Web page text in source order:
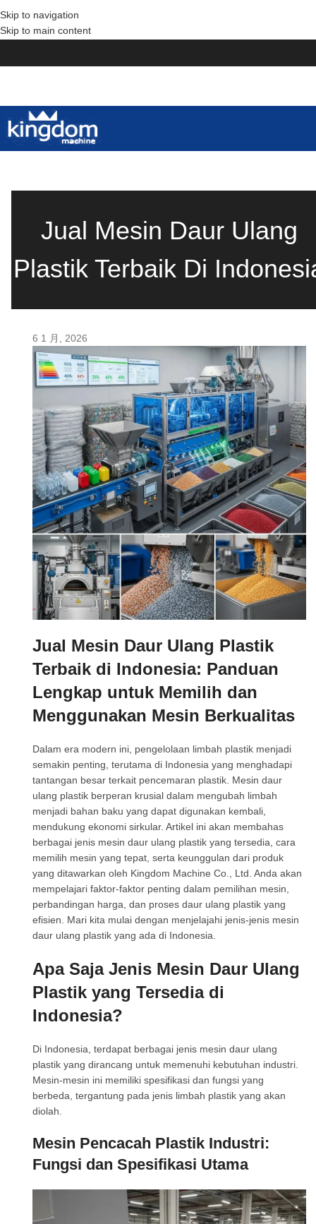
Skip to navigation
Skip to main content
Jual Mesin Daur Ulang
Plastik Terbaik Di
6 1 月, 2026
Jual Mesin Daur Ulang Plastik
Terbaik di Indonesia: Panduan
Lengkap untuk Memilih dan
Menggunakan Mesin Berkualitas
Dalam era modern ini, pengelolaan limbah plastik menjadi
semakin penting, terutama di Indonesia yang menghadapi
tantangan besar terkait pencemaran plastik. Mesin daur
ulang plastik berperan krusial dalam mengubah limbah
menjadi bahan baku yang dapat digunakan kembali,
mendukung ekonomi sirkular. Artikel ini akan membahas
berbagai jenis mesin daur ulang plastik yang tersedia, cara
memilih mesin yang tepat, serta keunggulan dari produk
yang ditawarkan oleh Kingdom Machine Co., Ltd. Anda akan
mempelajari faktor-faktor penting dalam pemilihan mesin,
perbandingan harga, dan proses daur ulang plastik yang
efisien. Mari kita mulai dengan menjelajahi jenis-jenis mesin
daur ulang plastik yang ada di Indonesia.
Apa Saja Jenis Mesin Daur Ulang
Plastik yang Tersedia di
Indonesia?
Di Indonesia, terdapat berbagai jenis mesin daur ulang
plastik yang dirancang untuk memenuhi kebutuhan industri.
Mesin-mesin ini memiliki spesifikasi dan fungsi yang
berbeda, tergantung pada jenis limbah plastik yang akan
diolah.
Mesin Pencacah Plastik Industri:
Fungsi dan Spesifikasi Utama